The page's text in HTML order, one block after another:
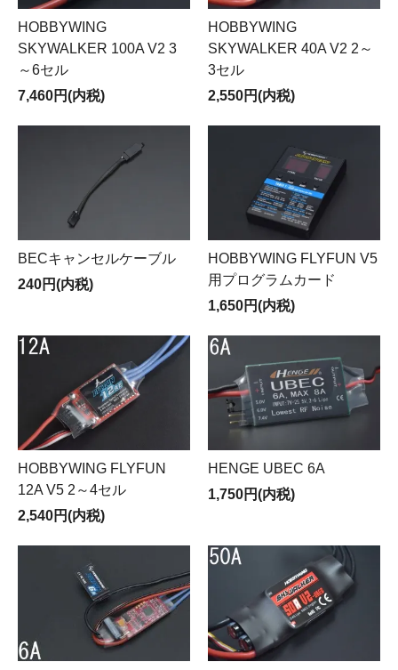
HOBBYWING
SKYWALKER 100A V2 3
～6セル
7,460円(内税)
HOBBYWING
SKYWALKER 40A V2 2～
3セル
2,550円(内税)
BECキャンセルケーブル
240円(内税)
HOBBYWING FLYFUN V5
用プログラムカード
1,650円(内税)
HOBBYWING FLYFUN
12A V5 2～4セル
2,540円(内税)
HENGE UBEC 6A
1,750円(内税)